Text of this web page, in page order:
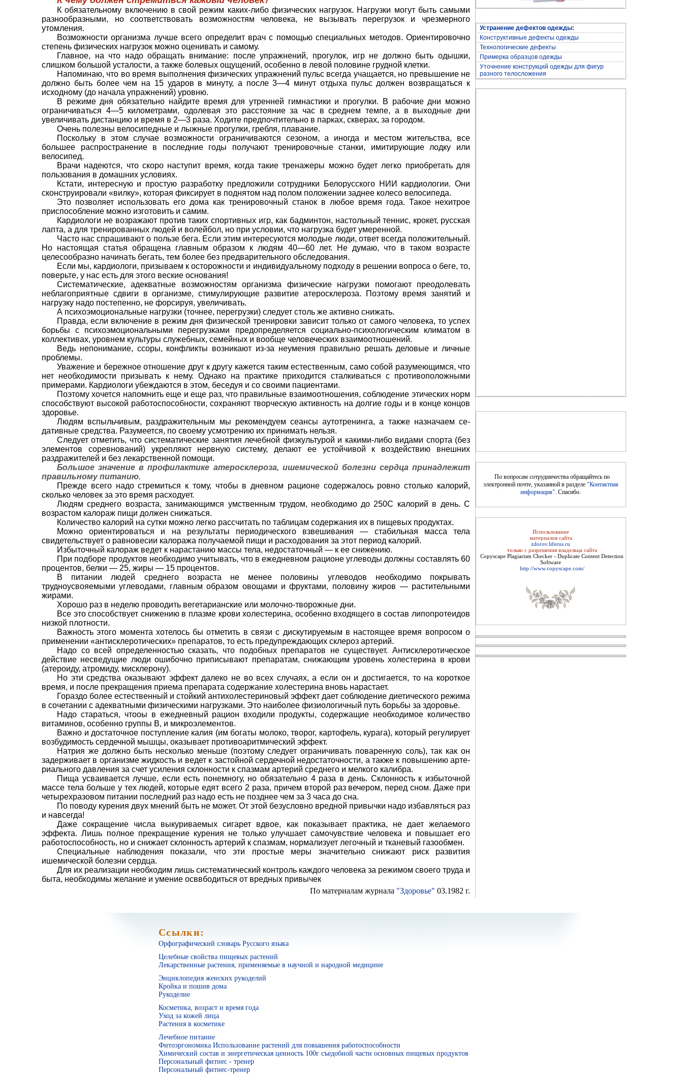
К обязательному включению в свой режим каких-либо физических нагрузок. Нагрузки могут быть самыми
разнообразными, но соответствовать возможностям человека, не вызывать перегрузок и чрезмерного
утомления.
Возможности организма лучше всего определит врач с помощью специаль­ных методов. Ориентировочно
степень физических нагрузок можно оценивать и самому.
Главное, на что надо обращать внимание: после упражнений, прогулок, игр не должно быть одышки,
слишком большой усталости, а также болевых ощущений, особенно в левой половине грудной клетки.
Напоминаю, что во время выполнения физических упражнений пульс всегда учащается, но превышение не
должно быть более чем на 15 ударов в минуту, а после 3—4 минут отдыха пульс должен воз­вращаться к
исходному (до начала упражнений) уровню.
В режиме дня обязательно найдите время для утренней гимнастики и про­гулки. В рабочие дни можно
ограничи­ваться 4—5 километрами, одолевая это расстояние за час в среднем тем­пе, а в выходные дни
увеличивать дистанцию и время в 2—3 раза. Ходите предпочтительно в парках, скверах, за городом.
Очень полезны велосипедные и лыжные прогулки, гребля, плавание.
Поскольку в этом случае возможности ограничиваются сезоном, а иногда и местом жительства, все
большее рас­пространение в последние годы полу­чают тренировочные станки, имитирующие лодку или
велосипед.
Врачи надеются, что скоро наступит время, когда такие тренажеры можно будет легко приобретать для
пользования в домашних условиях.
Кстати, интерес­ную и простую разработку предложили сотрудники Белорусского НИИ карди­ологии. Они
сконструировали «вилку», которая фиксирует в поднятом над полом положении заднее колесо вело­сипеда.
Это позволяет использовать его дома как тренировочный станок в любое время года. Такое нехитрое
приспособление можно изготовить и самим.
Кардиологи не возражают против таких спортивных игр, как бадминтон, настольный теннис, крокет, русская
лапта, а для тренированных людей и волейбол, но при условии, что нагруз­ка будет умеренной.
Часто нас спраши­вают о пользе бега. Если этим интере­суются молодые люди, ответ всегда положительный.
Но настоящая статья обращена главным образом к людям 40—60 лет. Не думаю, что в таком возрасте
целесообразно начинать бе­гать, тем более без предварительного обследования.
Если мы, кардиологи, призываем к осторожности и индиви­дуальному подходу в решении вопроса о беге, то,
поверьте, у нас есть для этого веские основания!
Систематические, адекватные воз­можностям организма физические нагрузки помогают преодолевать
небла­гоприятные сдвиги в организме, стиму­лирующие развитие атеросклероза. Поэтому время занятий и
нагрузку надо постепенно, не форсируя, увели­чивать.
А психоэмоциональные нагрузки (точнее, перегрузки) следует столь же активно снижать.
Правда, если включение в режим дня физической тренировки зависит только от самого человека, то успех
борьбы с психоэмо­циональными перегрузками предопределяется социально-психологическим климатом в
коллективах, уровнем культуры служебных, семейных и во­обще человеческих взаимоотношений.
Ведь непонимание, ссоры, конфликты возникают из-за неумения правильно решать деловые и личные
проблемы.
Уважение и бережное отношение друг к другу кажется таким естествен­ным, само собой разумеющимся, что
нет необходимости призывать к нему. Однако на практике приходится стал­киваться с противоположными
приме­рами. Кардиологи убеждаются в этом, беседуя и со своими пациентами.
По­этому хочется напомнить еще и еще раз, что правильные взаимоотноше­ния, соблюдение этических норм
спо­собствуют высокой работоспособно­сти, сохраняют творческую активность на долгие годы и в конце концов
здоровье.
Людям вспыльчивым, раздражи­тельным мы рекомендуем сеансы аутотренинга, а также назначаем се­
дативные средства. Разумеется, по своему усмотрению их принимать нель­зя.
Следует отметить, что системати­ческие занятия лечебной физкульту­рой и какими-либо видами спорта (без
элементов соревнований) укрепляют нервную систему, делают ее устойчивой к воздействию внешних
раздражи­телей и без лекарственной помощи.
Большое значение в профилактике атеросклероза, ишемической болезни сердца принадлежит
правильному пи­танию.
Прежде всего надо стремиться к тому, чтобы в дневном рационе содержалось ровно столько калорий,
сколько человек за это время расходу­ет.
Людям среднего возраста, занима­ющимся умственным трудом, необхо­димо до 250С калорий в день. С
возрастом калораж пищи должен снижать­ся.
Количество калорий на сутки мож­но легко рассчитать по таблицам со­держания их в пищевых продуктах.
Можно ориентироваться и на результа­ты периодического взвешивания — стабильная масса тела
свидетель­ствует о равновесии калоража полу­чаемой пищи и расходования за этот период калорий.
Избыточный калораж ведет к нарастанию массы тела, недо­статочный — к ее снижению.
При подборе продуктов необходимо учитывать, что в ежедневном рационе углеводы должны составлять 60
про­центов, белки — 25, жиры — 15 процен­тов.
В питании людей среднего возра­ста не менее половины углеводов необходимо покрывать
трудноусвояемы­ми углеводами, главным образом ово­щами и фруктами, половину жиров — растительными
жирами.
Хорошо раз в неделю проводить вегетарианские или молочно-творожные дни.
Все это спо­собствует снижению в плазме крови холестерина, особенно входящего в состав липопротеидов
низкой плотности.
Важность этого момента хотелось бы отметить в связи с дискутируемым в настоящее время вопросом о
приме­нении «антисклеротических» препара­тов, то есть предупреждающих скле­роз артерий.
Надо со всей определен­ностью сказать, что подобных препаратов не существует. Антисклеротиче­ское
действие несведущие люди оши­бочно приписывают препаратам, сни­жающим уровень холестерина в крови
(атероиду, атромиду, мисклерону).
Но эти средства оказывают эффект дале­ко не во всех случаях, а если он и достигается, то на короткое
время, и после прекращения приема препарата содержание холестерина вновь нара­стает.
Гораздо более естественный и стойкий антихолестериновый эффект дает соблюдение диетического режи­ма
в сочетании с адекватными фи­зическими нагрузками. Это наибо­лее физиологичный путь борьбы за здоровье.
Надо стараться, чтооы в ежедневный рацион входили продукты, содер­жащие необходимое количество
вита­минов, особенно группы В, и микроэле­ментов.
Важно и достаточное поступ­ление калия (им богаты молоко, тво­рог, картофель, курага), который регу­лирует
возбудимость сердечной мыш­цы, оказывает противоаритмический эффект.
Натрия же должно быть нес­колько меньше (поэтому следует огра­ничивать поваренную соль), так как он
задерживает в организме жидкость и ведет к застойной сердечной недоста­точности, а также к повышению арте­
риального давления за счет усиления склонности к спазмам артерий средне­го и мелкого калибра.
Пища усваивается лучше, если есть понемногу, но обязательно 4 раза в день. Склонность к избыточной
массе тела больше у тех людей, которые едят всего 2 раза, причем второй раз вечером, перед сном. Даже при
четы­рехразовом питании последний раз надо есть не позднее чем за 3 часа до сна.
По поводу курения двух мнений быть не может. От этой безусловно вредной привычки надо избавляться раз
и навсегда!
Даже сокращение чис­ла выкуриваемых сигарет вдвое, как показывает практика, не дает жела­емого
эффекта. Лишь полное прекра­щение курения не только улучшает самочувствие человека и повышает его
работоспособность, но и снижает склонность артерий к спазмам, норма­лизует легочный и тканевый газо­обмен.
Специальные наблюдения показа­ли, что эти простые меры значительно снижают риск развития
ишемической болезни сердца.
Для их реализации необходим лишь систематический контроль каждого человека за режи­мом своего труда и
быта, необходимы желание и умение осввбодиться от вредных привычек
По материалам журнала "Здоровье" 03.1982 г.
Архив журнала "Здоровье"
Косметика, возраст и время года
Устранение дефектов одежды:
Конструктивные дефекты одежды
Технологические дефекты
Примерка образцов одежды
Уточнение конструкций одежды для фигур
разного телосложения
По вопросам сотрудничества обращайтесь по
электронной почте, указанной в разделе "Контактная
информация". Спасибо.
Использование
материалов сайта
zdorov.liferus.ru
только с разрешения владельца сайта
Copyscape Plagiarism Checker - Duplicate Content Detection
Software
http://www.copyscape.com/
Ссылки:
Орфографический словарь Русского языка
Целебные свойства пищевых растений
Лекарственные растения, применяемые в научной и народной медицине
Энциклопедия женских рукоделий
Кройка и пошив дома
Рукоделие
Косметика, возраст и время года
Уход за кожей лица
Растения в косметике
Лечебное питание
Фитоэргономика Использование растений для повышения работоспособности
Химический состав и энергетическая ценность 100г съедобной части основных пищевых продуктов
Персональный фитнес - тренер
Персональный фитнес-тренер